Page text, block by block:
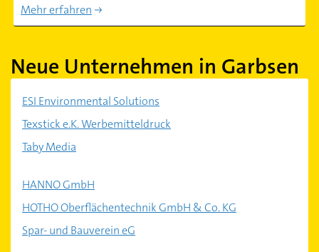
Mehr erfahren
Neue Unternehmen in Garbsen
ESI Environmental Solutions
Texstick e.K. Werbemitteldruck
Taby Media
HANNO GmbH
HOTHO Oberflächentechnik GmbH & Co. KG
Spar- und Bauverein eG